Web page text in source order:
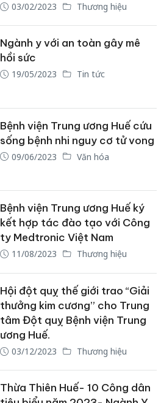
03/02/2023 Thương hiệu
Ngành y với an toàn gây mê
hồi sức
19/05/2023 Tin tức
Bệnh viện Trung ương Huế cứu
sống bệnh nhi nguy cơ tử vong
09/06/2023 Văn hóa
Bệnh viện Trung ương Huế ký
kết hợp tác đào tạo với Công
ty Medtronic Việt Nam
11/08/2023 Thương hiệu
Hội đột quỵ thế giới trao “Giải
thưởng kim cương” cho Trung
tâm Đột quỵ Bệnh viện Trung
ương Huế.
03/12/2023 Thương hiệu
Thừa Thiên Huế- 10 Công dân